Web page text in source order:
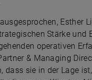
Esther
Stärke und
operativen
& Managing
dass sie in der Lage